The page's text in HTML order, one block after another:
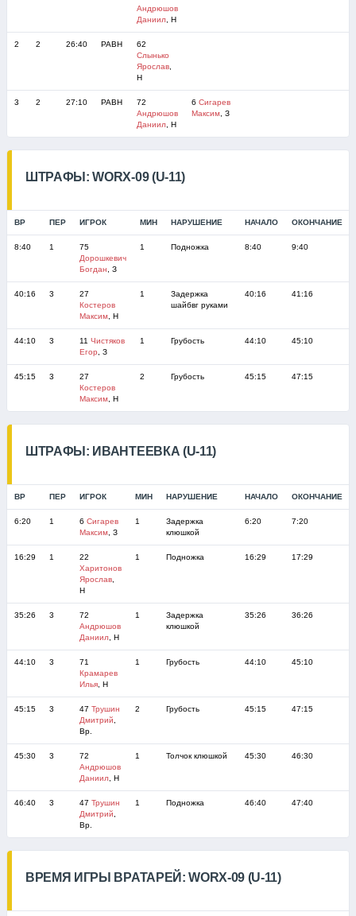
Андрюшов
Даниил, Н
2 2 26:40 РАВН
62
Слынько
Ярослав,
Н
3 2 27:10 РАВН
72
Андрюшов
Даниил, Н
6 Сигарев
Максим, З
ШТРАФЫ: WORX-09 (U-11)
ВР ПЕР ИГРОК МИН НАРУШЕНИЕ НАЧАЛО ОКОНЧАНИЕ
8:40 1
75
Дорошкевич
Богдан , З
1 Подножка 8:40 9:40
40:16 3
27
Костеров
Максим, Н
1
Задержка
шайбвг руками
40:16 41:16
44:10 3 11 Чистяков
Егор , З
1 Грубость 44:10 45:10
45:15 3
27
Костеров
Максим, Н
2 Грубость 45:15 47:15
ШТРАФЫ: ИВАНТЕЕВКА (U-11)
ВР ПЕР ИГРОК МИН НАРУШЕНИЕ НАЧАЛО ОКОНЧАНИЕ
6:20 1 6 Сигарев
Максим, З
1
Задержка
клюшкой
6:20 7:20
16:29 1
22
Харитонов
Ярослав,
Н
1 Подножка 16:29 17:29
35:26 3
72
Андрюшов
Даниил, Н
1
Задержка
клюшкой
35:26 36:26
44:10 3
71
Крамарев
Илья, Н
1 Грубость 44:10 45:10
45:15 3 47 Трушин
Дмитрий
Вр.
2 Грубость 45:15 47:15
45:30 3
72
Андрюшов
Даниил, Н
1 Толчок клюшкой 45:30 46:30
46:40 3 47 Трушин
Дмитрий
Вр.
1 Подножка 46:40 47:40
ВРЕМЯ ИГРЫ ВРАТАРЕЙ: WORX-09 (U-11)